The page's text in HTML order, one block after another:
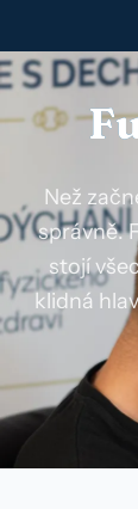
Než
správně.
stojí
klidná